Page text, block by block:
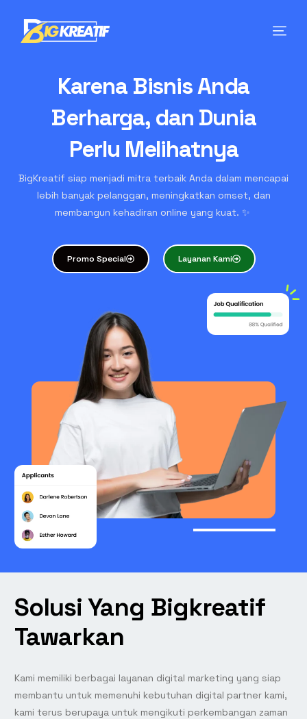
Karena Bisnis Anda
Berharga, dan Dunia
Perlu Melihatnya
BigKreatif siap menjadi mitra terbaik Anda dalam mencapai
lebih banyak pelanggan, meningkatkan omset, dan
membangun kehadiran online yang kuat. ✨
Promo Special Layanan Kami
Solusi Yang Bigkreatif
Tawarkan
Kami memiliki berbagai layanan digital marketing yang siap
membantu untuk memenuhi kebutuhan digital partner kami,
kami terus berupaya untuk mengikuti perkembangan zaman